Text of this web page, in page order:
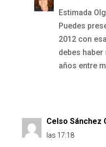
Estimada
Puedes
2012 con
debes
años entre
Celso Sánchez
las 17:18